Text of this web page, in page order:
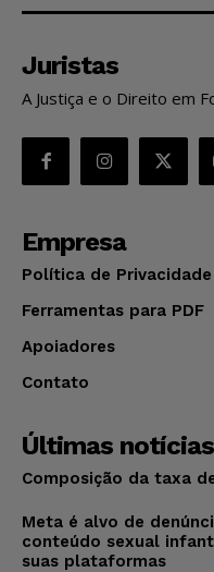
Juristas
A Justiça e o Direito em
Empresa
Política de Privacidade
Ferramentas para PDF
Apoiadores
Contato
Últimas notícias
Composição da taxa
Meta é alvo de
conteúdo sexual
suas plataformas